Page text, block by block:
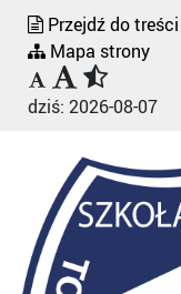
Przejdź do treści
Mapa strony
dziś: 2026-08-07